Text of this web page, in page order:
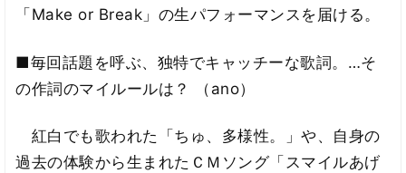
「Make or Break」の生パフォーマンスを届ける。
■毎回話題を呼ぶ、独特でキャッチーな歌詞。…そ
の作詞のマイルールは？ （ano）
紅白でも歌われた「ちゅ、多様性。」や、自身の
過去の体験から生まれたＣＭソング「スマイルあげ